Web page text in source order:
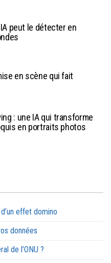
peut le détecter en
en scène qui fait
: une IA qui transforme
en portraits photos
effet domino
données
de l’ONU ?